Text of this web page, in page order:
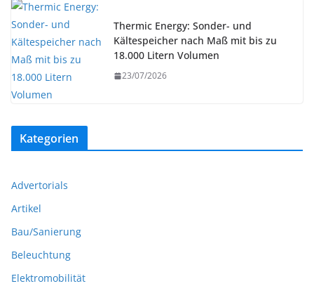
Thermic Energy: Sonder- und
Kältespeicher nach Maß mit bis zu
18.000 Litern Volumen
23/07/2026
Kategorien
Advertorials
Artikel
Bau/Sanierung
Beleuchtung
Elektromobilität